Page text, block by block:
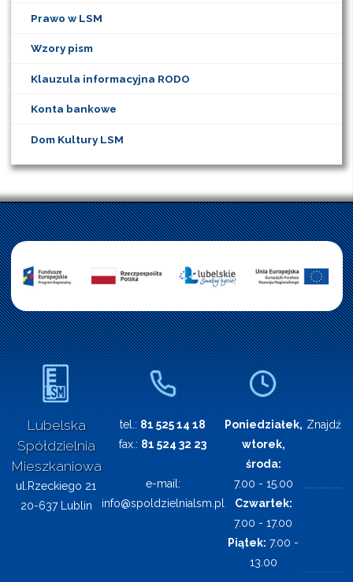
Prawo w LSM
Wzory pism
Klauzula informacyjna RODO
Konta bankowe
Dom Kultury LSM
Lubelska
Spółdzielnia
Mieszkaniowa
ul.Rzeckiego 21
20-637 Lublin
tel.: 81 525 14 18
fax.: 81 524 32 23
e-mail:
info@spoldzielnialsm.pl
Poniedziałek,
wtorek,
środa:
7.00 - 15.00
Czwartek:
7.00 - 17.00
Piątek: 7.00 -
13.00
Znajdź